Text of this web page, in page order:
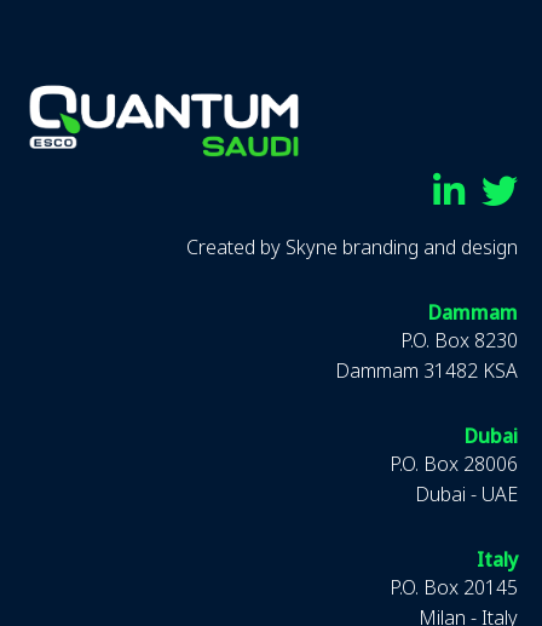
Twitter
Linkedin
Created bySkyne branding and design
Dammam
P.O. Box 8230
Dammam 31482 KSA
Dubai
P.O. Box 28006
Dubai - UAE
Italy
P.O. Box 20145